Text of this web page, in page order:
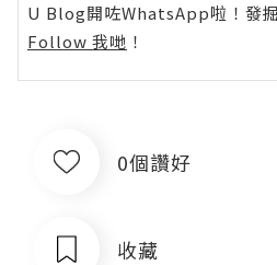
U Blog開咗WhatsApp啦！發
Follow 我哋 ！
0個讚好
收藏